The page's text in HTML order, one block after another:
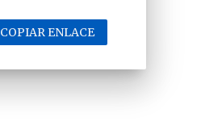
COPIAR ENLACE